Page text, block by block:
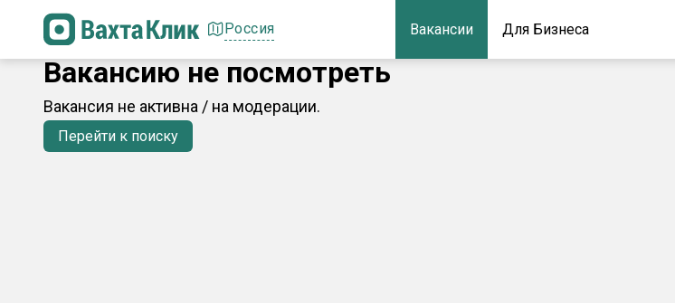
Россия Вакансии Для Бизнеса
Вакансию не посмотреть
Вакансия не активна / на модерации.
Перейти к поиску